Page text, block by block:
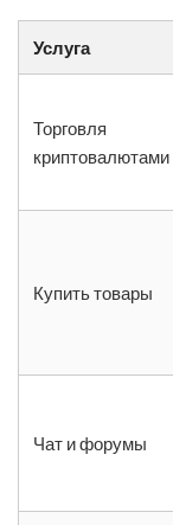
Услуга
Торговля
криптовалютами
Купить товары
Чат и форумы